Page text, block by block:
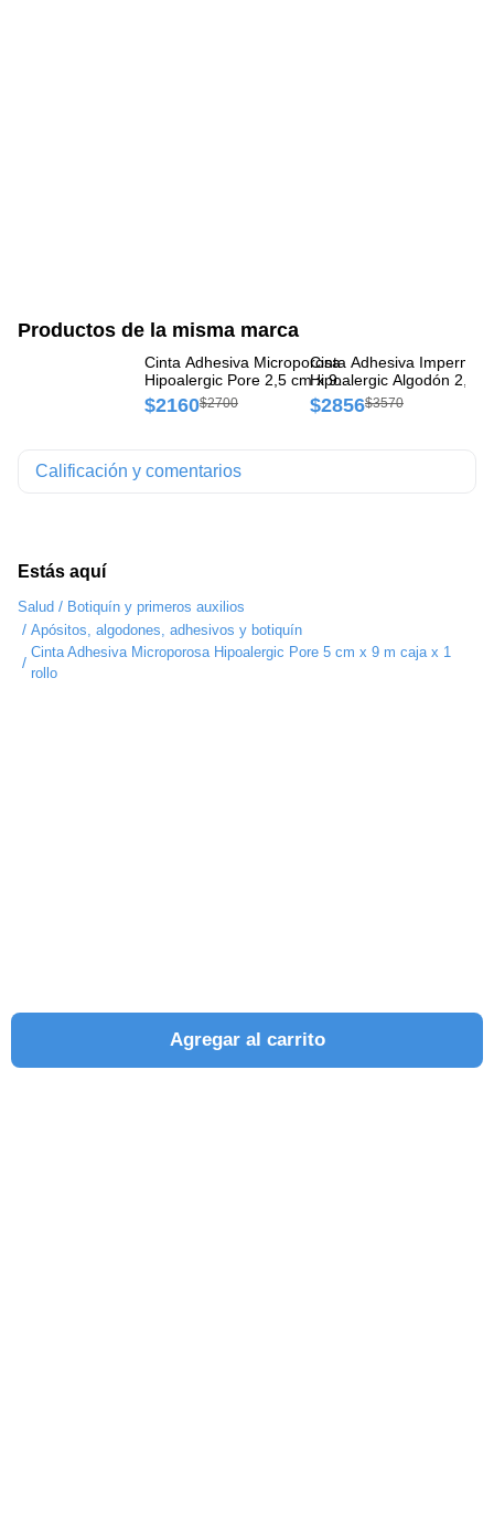
Estás aquí
Salud / Botiquín y primeros auxilios
/ Apósitos, algodones, adhesivos y botiquín
/
Cinta Adhesiva Microporosa Hipoalergic Pore 5 cm x 9 m caja x 1
rollo
Productos de la misma marca
Cinta Adhesiva Microporosa
Hipoalergic Pore 2,5 cm x 9
m caja x 1 rollo
$2160$2700
Cinta Adhesiva
Hipoalergic Algodón 2,5
4 m caja x 1 rollo
$2856$3570
Agregar al carrito
Calificación y comentarios